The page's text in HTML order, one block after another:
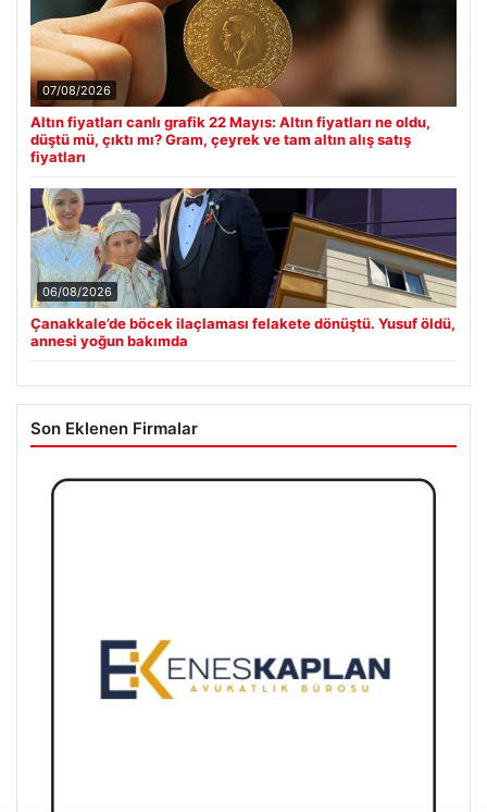
07/08/2026
Altın fiyatları canlı grafik 22 Mayıs: Altın fiyatları ne oldu,
düştü mü, çıktı mı? Gram, çeyrek ve tam altın alış satış
fiyatları
06/08/2026
Çanakkale’de böcek ilaçlaması felakete dönüştü. Yusuf öldü,
annesi yoğun bakımda
Son Eklenen Firmalar